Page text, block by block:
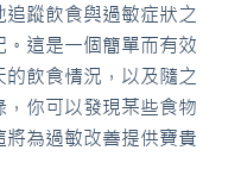
蹤飲食與過敏症狀之
這是一個簡單而有效
飲食情況，以及隨之
你可以發現某些食物
為過敏改善提供寶貴